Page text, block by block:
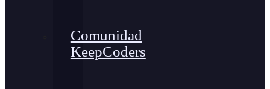
Comunidad
KeepCoders